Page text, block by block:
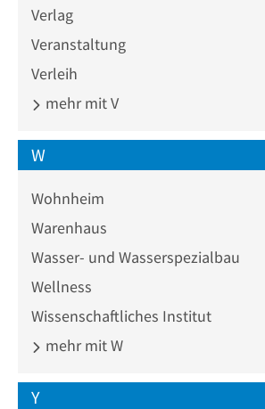
Verlag
Veranstaltung
Verleih
mehr mit V
W
Wohnheim
Warenhaus
Wasser- und Wasserspezialbau
Wellness
Wissenschaftliches Institut
mehr mit W
Y